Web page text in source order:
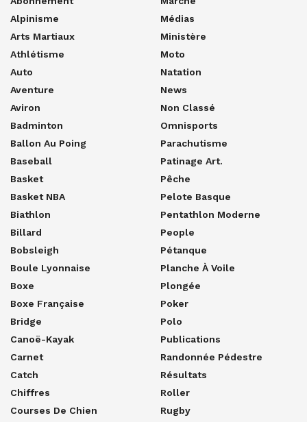
Alpinisme
Arts Martiaux
Athlétisme
Auto
Aventure
Aviron
Badminton
Ballon Au Poing
Baseball
Basket
Basket NBA
Biathlon
Billard
Bobsleigh
Boule Lyonnaise
Boxe
Boxe Française
Bridge
Canoë-Kayak
Carnet
Catch
Chiffres
Courses De Chien
Médias
Ministère
Moto
Natation
News
Non Classé
Omnisports
Parachutisme
Patinage Art.
Pêche
Pelote Basque
Pentathlon Moderne
People
Pétanque
Planche À Voile
Plongée
Poker
Polo
Publications
Randonnée Pédestre
Résultats
Roller
Rugby